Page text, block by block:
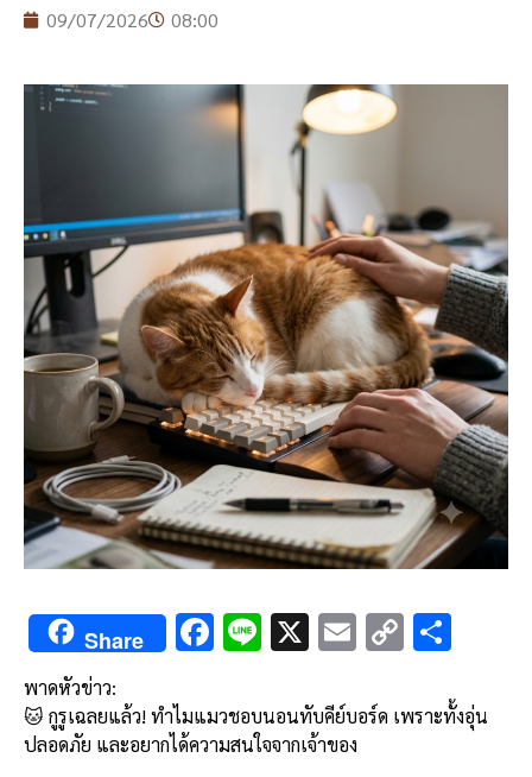
09/07/2026 08:00
Share F
e
b
Li
e
X E
ai
C
pyar
e
พาดหัวข่าว:
🐱 กูรูเฉลยแล้ว! ทำไมแมวชอบนอนทับคีย์บอร์ด เพราะทั้งอุ่น
ปลอดภัย และอยากได้ความสนใจจากเจ้าของ